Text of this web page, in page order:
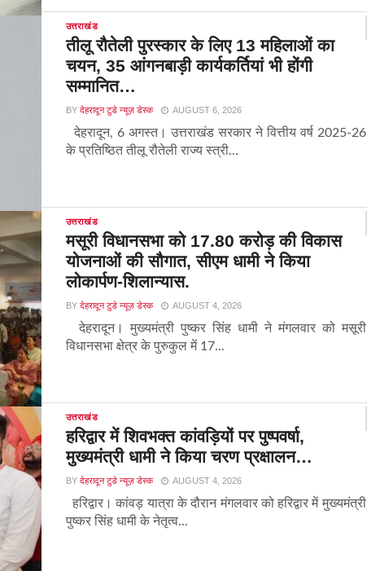
उत्तराखंड
तीलू रौतेली पुरस्कार के लिए 13 महिलाओं का
चयन, 35 आंगनबाड़ी कार्यकर्तियां भी होंगी
सम्मानित…
BY देहरादून टुडे न्यूज़ डेस्क AUGUST 6, 2026
देहरादून, 6 अगस्त। उत्तराखंड सरकार ने वित्तीय वर्ष 2025-26
के प्रतिष्ठित तीलू रौतेली राज्य स्त्री...
उत्तराखंड
मसूरी विधानसभा को 17.80 करोड़ की विकास
योजनाओं की सौगात, सीएम धामी ने किया
लोकार्पण-शिलान्यास.
BY देहरादून टुडे न्यूज़ डेस्क AUGUST 4, 2026
देहरादून। मुख्यमंत्री पुष्कर सिंह धामी ने मंगलवार को मसूरी
विधानसभा क्षेत्र के पुरुकुल में 17...
उत्तराखंड
हरिद्वार में शिवभक्त कांवड़ियों पर पुष्पवर्षा,
मुख्यमंत्री धामी ने किया चरण प्रक्षालन…
BY देहरादून टुडे न्यूज़ डेस्क AUGUST 4, 2026
हरिद्वार। कांवड़ यात्रा के दौरान मंगलवार को हरिद्वार में मुख्यमंत्री
पुष्कर सिंह धामी के नेतृत्व...